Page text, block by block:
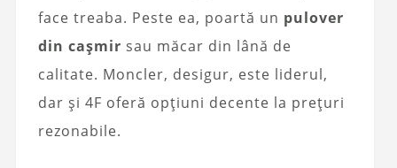
face treaba. Peste ea, poartă un pulover
din cașmir sau măcar din lână de
calitate. Moncler, desigur, este liderul,
dar și 4F oferă opțiuni decente la prețuri
rezonabile.